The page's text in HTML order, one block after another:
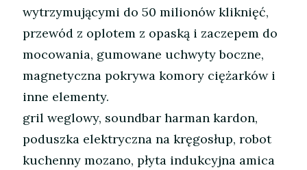
wytrzymującymi do 50 milionów kliknięć,
przewód z oplotem z opaską i zaczepem do
mocowania, gumowane uchwyty boczne,
magnetyczna pokrywa komory ciężarków i
inne elementy.
gril weglowy, soundbar harman kardon,
poduszka elektryczna na kręgosłup, robot
kuchenny mozano, płyta indukcyjna amica